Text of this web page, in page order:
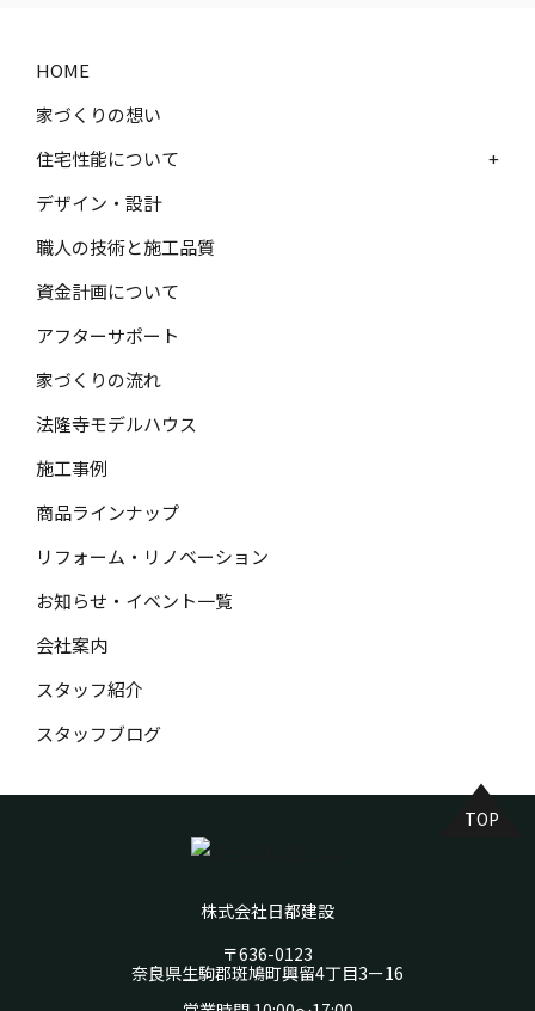
HOME
家づくりの想い
住宅性能について
+
デザイン・設計
職人の技術と施工品質
資金計画について
アフターサポート
家づくりの流れ
法隆寺モデルハウス
施工事例
商品ラインナップ
リフォーム・リノベーション
お知らせ・イベント一覧
会社案内
スタッフ紹介
スタッフブログ
TOP
株式会社日都建設
〒636-0123
奈良県生駒郡斑鳩町興留4丁目3ー16